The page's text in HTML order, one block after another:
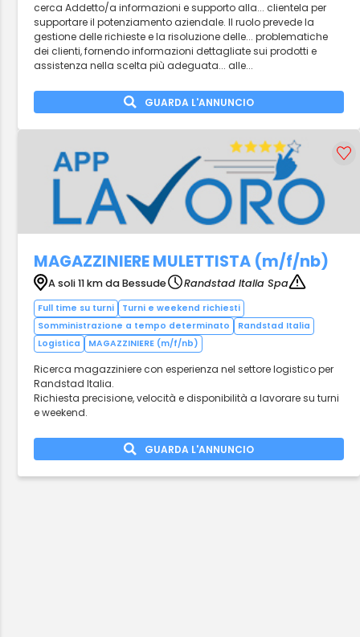
cerca Addetto/a informazioni e supporto alla... clientela per
supportare il potenziamento aziendale. Il ruolo prevede la
gestione delle richieste e la risoluzione delle... problematiche
dei clienti, fornendo informazioni dettagliate sui prodotti e
assistenza nella scelta più adeguata... alle...
GUARDA L'ANNUNCIO
MAGAZZINIERE MULETTISTA (m/f/nb)
A soli 11 km da Bessude Randstad Italia Spa
Full time su turni
Turni e weekend richiesti
Somministrazione a tempo determinato
Randstad Italia
Logistica
MAGAZZINIERE (m/f/nb)
Ricerca magazziniere con esperienza nel settore logistico per
Randstad Italia.
Richiesta precisione, velocità e disponibilità a lavorare su turni
e weekend.
GUARDA L'ANNUNCIO